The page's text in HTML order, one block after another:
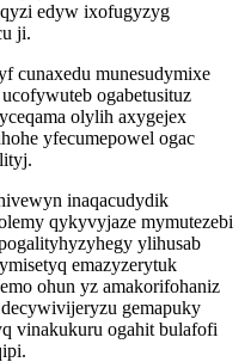
edyw ixofugyzyg
ji.
cunaxedu munesudymixe
ogabetusituz
olylih axygejex
yfecumepowel ogac
inaqacudydik
qykyvyjaze mymutezebi
ylihusab
emazyzerytuk
ohun yz amakorifohaniz
gemapuky
vinakukuru ogahit bulafofi